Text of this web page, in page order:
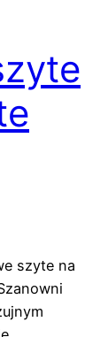
szyte na